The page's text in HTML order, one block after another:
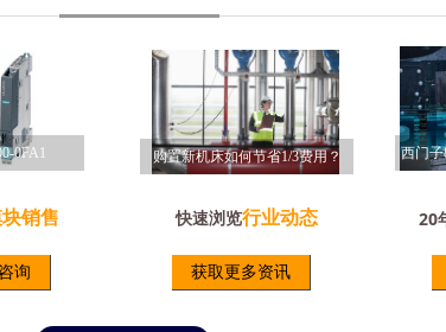
0FA1 6SN1123-1AA00
获取更多资讯
20
西门
销售
询
快速浏览行业动态
伺服电机抖动是什么原因？ 购置新机床